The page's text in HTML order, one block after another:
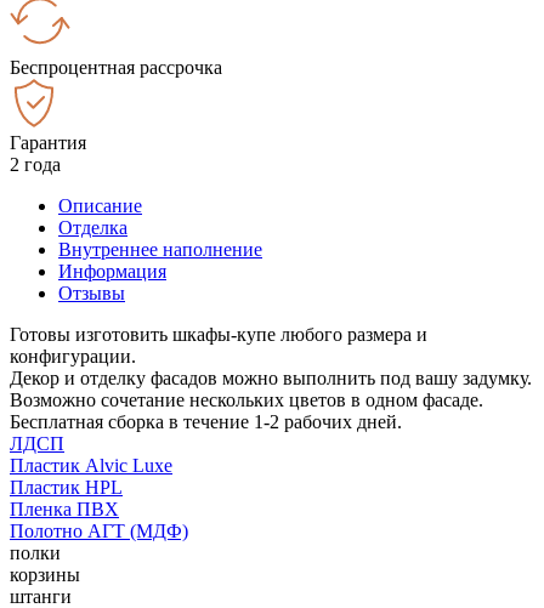
Беспроцентная рассрочка
Гарантия
2 года
Описание
Отделка
Внутреннее наполнение
Информация
Отзывы
Готовы изготовить шкафы-купе любого размера и
конфигурации.
Декор и отделку фасадов можно выполнить под вашу задумку.
Возможно сочетание нескольких цветов в одном фасаде.
Бесплатная сборка в течение 1-2 рабочих дней.
ЛДСП
Пластик Alvic Luxe
Пластик HPL
Пленка ПВХ
Полотно АГТ (МДФ)
полки
корзины
штанги